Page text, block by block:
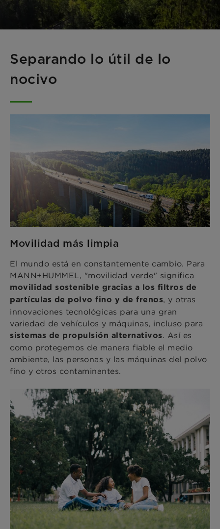
Separando lo útil de lo
nocivo
Movilidad más limpia
El mundo está en constantemente cambio. Para
MANN+HUMMEL, "movilidad verde" significa
movilidad sostenible gracias a los filtros de
partículas de polvo fino y de frenos, y otras
innovaciones tecnológicas para una gran
variedad de vehículos y máquinas, incluso para
sistemas de propulsión alternativos. Así es
como protegemos de manera fiable el medio
ambiente, las personas y las máquinas del polvo
fino y otros contaminantes.